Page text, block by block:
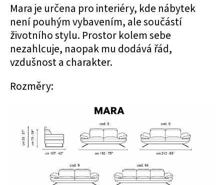
Mara je určena pro interiéry, kde nábytek
není pouhým vybavením, ale součástí
životního stylu. Prostor kolem sebe
nezahlcuje, naopak mu dodává řád,
vzdušnost a charakter.
Rozměry: